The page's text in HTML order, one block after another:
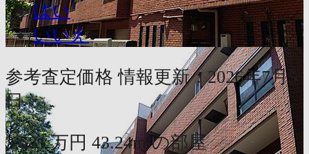
はい
いいえ
参考査定価格 情報更新：2026年7月5
日
3,581 万円 43.24m²の部屋